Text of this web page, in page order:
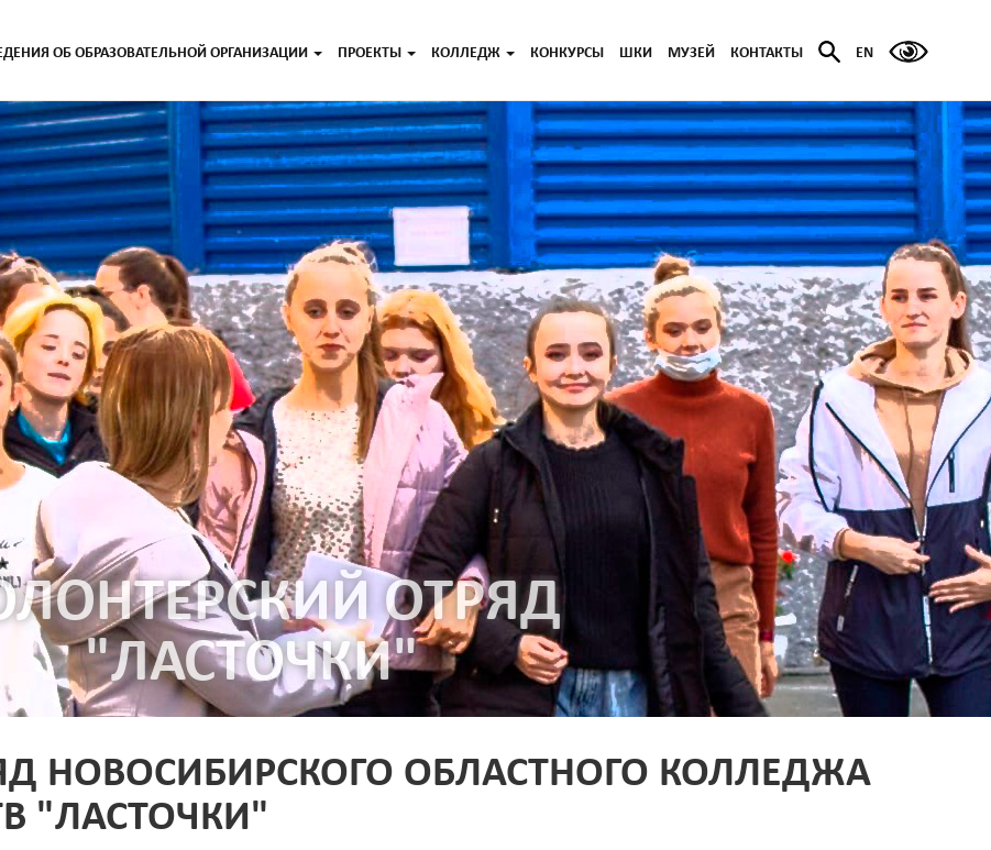
ОБ ОБРАЗОВАТЕЛЬНОЙ ОРГАНИЗАЦИИ ПРОЕКТЫ КОЛЛЕДЖ КОНКУРСЫ ШКИ МУЗЕЙ КОНТАКТЫ EN
ОТРЯД
"ЛАСТОЧКИ"
НОВОСИБИРСКОГО ОБЛАСТНОГО КОЛЛЕДЖА
"ЛАСТОЧКИ"